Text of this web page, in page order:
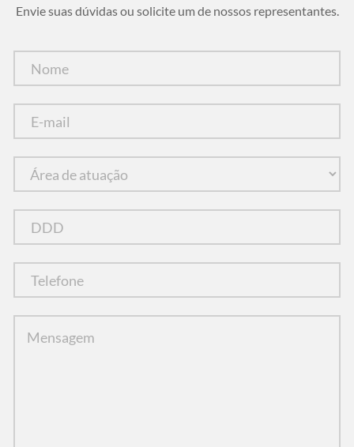
Envie suas dúvidas ou solicite um de nossos representantes.